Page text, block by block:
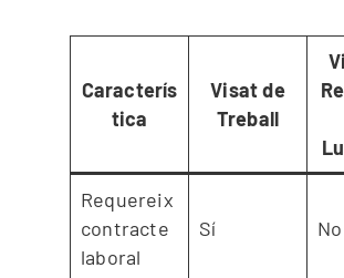
Caracterís
tica
Visat de
Treball
Requereix
contracte
laboral
Sí No